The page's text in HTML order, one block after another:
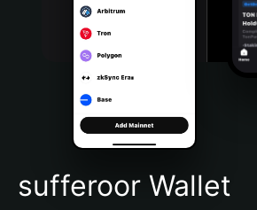
Bahasa Indonesia
Português (Brasil)
Español (Argentina)
sufferoor Wallet